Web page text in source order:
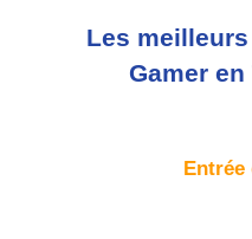
Les
Gamer
Entrée